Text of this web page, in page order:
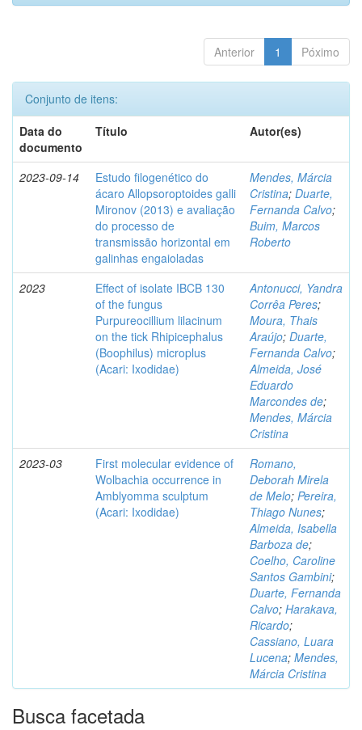
Anterior 1 Póximo
Conjunto de itens:
Data do
documento
Título Autor(es)
2023-09-14
Estudo filogenético do
ácaro Allopsoroptoides galli
Mironov (2013) e avaliação
do processo de
transmissão horizontal em
galinhas engaioladas
Mendes, Márcia
Cristina; Duarte,
Fernanda Calvo;
Buim, Marcos
Roberto
2023
Effect of isolate IBCB 130
of the fungus
Purpureocillium lilacinum
on the tick Rhipicephalus
(Boophilus) microplus
(Acari: Ixodidae)
Antonucci, Yandra
Corrêa Peres;
Moura, Thais
Araújo; Duarte,
Fernanda Calvo;
Almeida, José
Eduardo
Marcondes de;
Mendes, Márcia
Cristina
2023-03
First molecular evidence of
Wolbachia occurrence in
Amblyomma sculptum
(Acari: Ixodidae)
Romano,
Deborah Mirela
de Melo; Pereira,
Thiago Nunes;
Almeida, Isabella
Barboza de;
Coelho, Caroline
Santos Gambini;
Duarte, Fernanda
Calvo; Harakava,
Ricardo;
Cassiano, Luara
Lucena; Mendes,
Márcia Cristina
Busca facetada